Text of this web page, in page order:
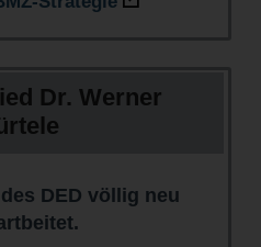
Dr. Werner
DED völlig neu